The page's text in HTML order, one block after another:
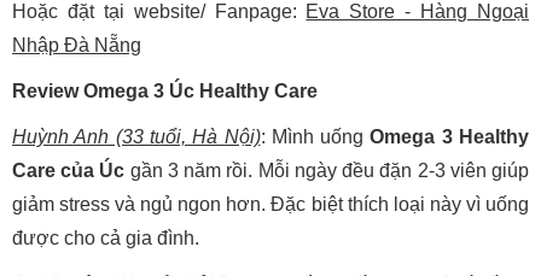
Hoặc đặt tại website/ Fanpage: Eva Store - Hàng Ngoại
Nhập Đà Nẵng
Review Omega 3 Úc Healthy Care
Huỳnh Anh (33 tuổi, Hà Nội): Mình uốngOmega 3 Healthy
Care của Úc gần 3 năm rồi. Mỗi ngày đều đặn 2-3 viên giúp
giảm stress và ngủ ngon hơn. Đặc biệt thích loại này vì uống
được cho cả gia đình.